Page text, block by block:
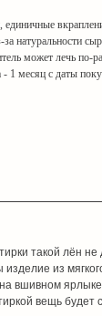
натуральности
может лечь по-
1 месяц с даты
такой лён не
из
вшивном
вещь будет